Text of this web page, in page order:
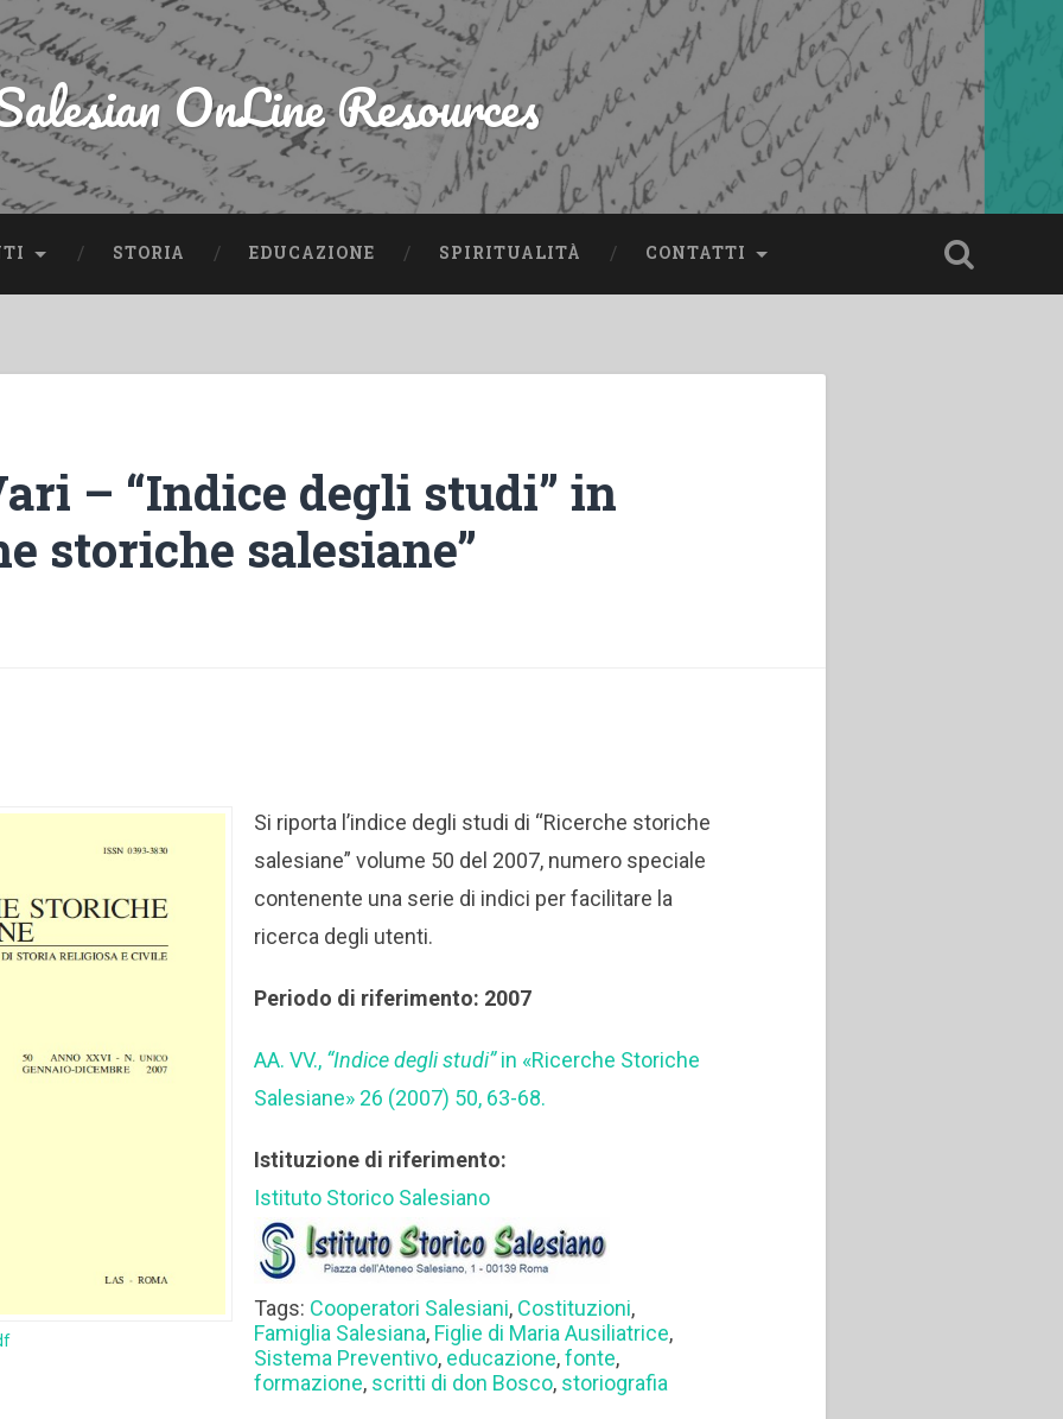
OnLine Resources
STORIA EDUCAZIONE SPIRITUALITÀ CONTATTI
– “Indice degli studi” in
storiche salesiane”
Si riporta l’indice degli studi di “Ricerche storiche
salesiane” volume 50 del 2007, numero speciale
contenente una serie di indici per facilitare la
ricerca degli utenti.
Periodo di riferimento: 2007
AA. VV., “Indice degli studi”in «Ricerche Storiche
Salesiane» 26 (2007) 50, 63-68.
Istituzione di riferimento:
Istituto Storico Salesiano
Tags: Cooperatori Salesiani, Costituzioni,
Famiglia Salesiana, Figlie di Maria Ausiliatrice,
Sistema Preventivo, educazione,fonte,
formazione, scritti di don Bosco, storiografia